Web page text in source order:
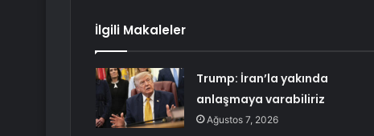
İlgili Makaleler
Trump: İran’la yakında
anlaşmaya varabiliriz
Ağustos 7, 2026